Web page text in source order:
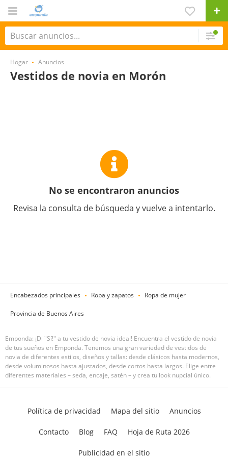
Hogar Anuncios
Vestidos de novia en Morón
No se encontraron anuncios
Revisa la consulta de búsqueda y vuelve a intentarlo.
Encabezados principales Ropa y zapatos Ropa de mujer
Provincia de Buenos Aires
Emponda: ¡Di "Sí!" a tu vestido de novia ideal! Encuentra el vestido de novia
de tus sueños en Emponda. Tenemos una gran variedad de vestidos de
novia de diferentes estilos, diseños y tallas: desde clásicos hasta modernos,
desde voluminosos hasta ajustados, desde cortos hasta largos. Elige entre
diferentes materiales – seda, encaje, satén – y crea tu look nupcial único.
Política de privacidad Mapa del sitio Anuncios
Contacto Blog FAQ Hoja de Ruta 2026
Publicidad en el sitio